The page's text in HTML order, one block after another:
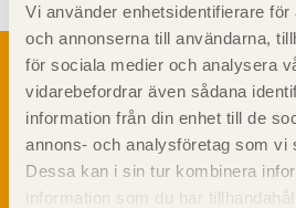
Vi använder enhetsidentifierare
och annonserna till användarna,
för sociala medier och analysera
vidarebefordrar även sådana
information från din enhet till de
annons- och analysföretag som vi
Dessa kan i sin tur kombinera
information som du har
Om trä
Materialet trä
Skogsbruk
Barrträdets uppbyggnad
Träets egenskaper och
TräGuiden är den digitala
materialet trä samt
med trä.